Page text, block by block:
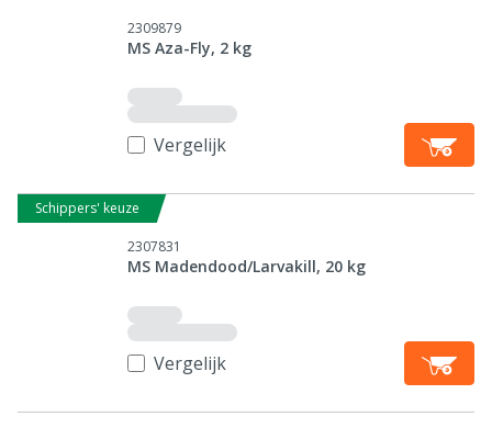
2309879
MS Aza-Fly, 2 kg
Vergelijk
Schippers' keuze
2307831
MS Madendood/Larvakill, 20 kg
Vergelijk